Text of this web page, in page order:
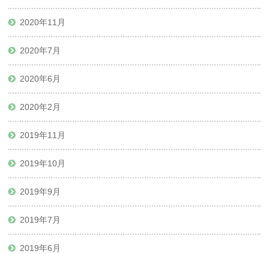
2020年11月
2020年7月
2020年6月
2020年2月
2019年11月
2019年10月
2019年9月
2019年7月
2019年6月